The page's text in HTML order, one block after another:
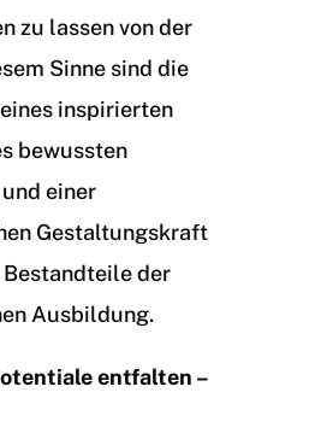
zu lassen von der
Sinne sind die
inspirierten
bewussten
einer
Gestaltungskraft
der
Ausbildung.
entfalten –